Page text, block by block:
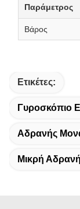
Παράμετρος
Βάρος
Ετικέτες:
Γυροσκόπιο
Αδρανής
Μικρή